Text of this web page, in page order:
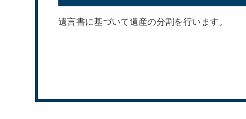
遺言書に基づいて遺産の分割を行います。